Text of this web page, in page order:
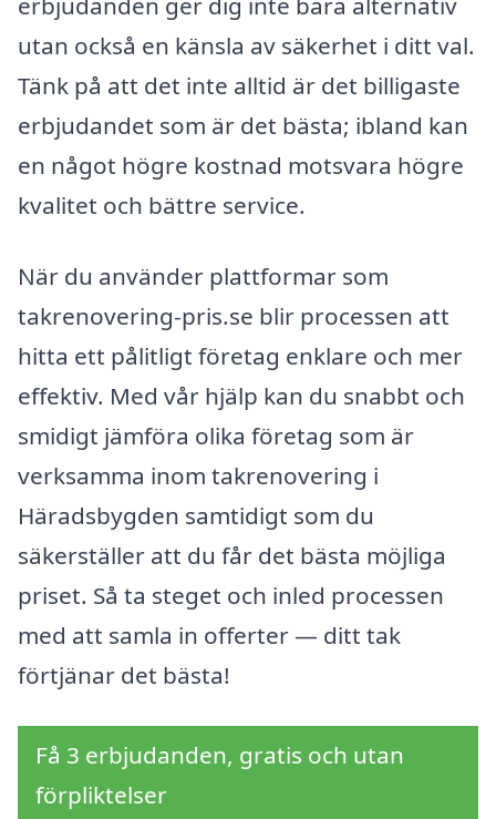
utan också en känsla av säkerhet i ditt val.
Tänk på att det inte alltid är det billigaste
erbjudandet som är det bästa; ibland kan
en något högre kostnad motsvara högre
kvalitet och bättre service.
När du använder plattformar som
takrenovering-pris.se blir processen att
hitta ett pålitligt företag enklare och mer
effektiv. Med vår hjälp kan du snabbt och
smidigt jämföra olika företag som är
verksamma inom takrenovering i
Häradsbygden samtidigt som du
säkerställer att du får det bästa möjliga
priset. Så ta steget och inled processen
med att samla in offerter — ditt tak
förtjänar det bästa!
Få 3 erbjudanden, gratis och utan
förpliktelser